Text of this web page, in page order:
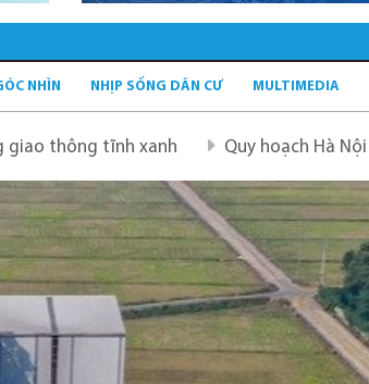
NHÌN NHỊP SỐNG DÂN CƯ MULTIMEDIA
Quy hoạch Hà Nội tầm nhìn 100 năm